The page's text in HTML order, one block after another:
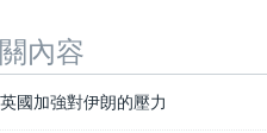
內容
英國加強對伊朗的壓力